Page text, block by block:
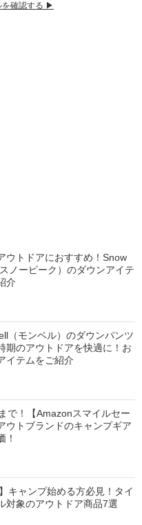
を確認する ▶︎
ウトドアにおすすめ！Snow
ノーピーク）のダウンアイテ
介
（モンベル）のダウンパンツ
期のアウトドアを快適に！お
イテムをご紹介
で！【Amazonスマイルセー
ウトブランドのキャンプギア
！
】キャンプ始める方必見！タイ
対象のアウトドア商品7選